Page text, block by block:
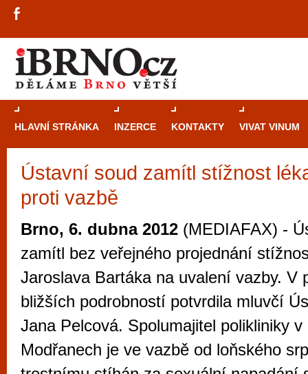
HLAVNÍ STRÁNKA INZERCE KONTAKTY VIVAT VINUM
Ústavní soud zamítl stížnost
proti vazbě
Brno, 6. dubna 2012 (MEDIAFAX) -
zamítl bez veřejného projednání
Jaroslava Bartáka na uvalení vazby. V
bližších podrobností potvrdila mluvčí
Jana Pelcová. Spolumajitel polikliniky v
Modřanech je ve vazbě od loňského
Průvodce
Brno je
zajímavé
restaurace,
Mimo jiné je ale také místem, kde si
vyzkoušet různé kasinové hry. V
metropoli naleznete širokou nabídku her
po moderní automaty jak pro pravidelné